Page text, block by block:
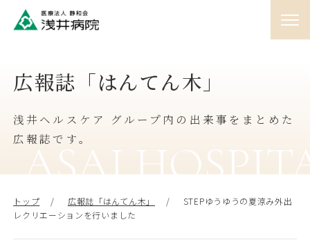
♯01 外来
♯02 入院
♯03 訪問
広報誌「はんてん木」
浅井ヘルスケア グループ内の出来事をまとめた
広報誌です。
ASAI
トップ 広報誌「はんてん木」
STEPゆうゆうの夏涼み外出
レクリエーションを行いました